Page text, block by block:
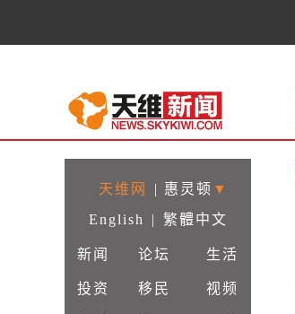
天维网 | 惠灵顿 ▼
English
| 繁體中文
新闻 论坛 生活
投资 移民 视频